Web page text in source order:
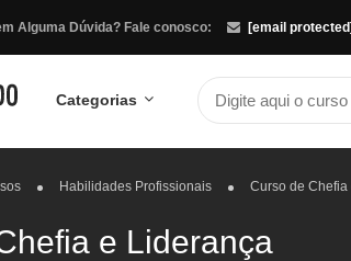
Alguma Dúvida? Fale conosco: [email protected]
Categorias
Habilidades Profissionais Curso de
e Liderança